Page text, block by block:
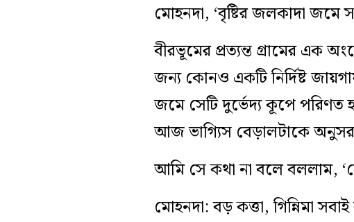
মোহনদা, ‘বৃষ্টির জলকাদা জমে
বীরভূমের প্রত্যন্ত গ্রামের এক
জন্য কোনও একটি নির্দিষ্ট
জমে সেটি দুর্ভেদ্য কূপে
আজ ভাগ্যিস বেড়ালটাকে
আমি সে কথা না বলে বললাম,
মোহনদা: বড় কত্তা, গিন্নিমা সবাই